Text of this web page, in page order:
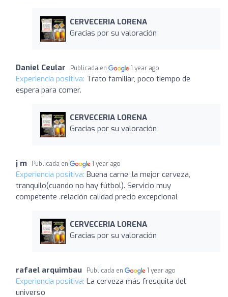
CERVECERIA LORENA
Gracias por su valoración
Daniel Ceular Publicada en 1 year ago
Experiencia positiva: Trato familiar, poco tiempo de
espera para comer.
CERVECERIA LORENA
Gracias por su valoración
j m Publicada en 1 year ago
Experiencia positiva: Buena carne ,la mejor cerveza,
tranquilo(cuando no hay fútbol). Servicio muy
competente .relación calidad precio excepcional
CERVECERIA LORENA
Gracias por su valoración
rafael arquimbau Publicada en 1 year ago
Experiencia positiva: La cerveza más fresquita del
universo